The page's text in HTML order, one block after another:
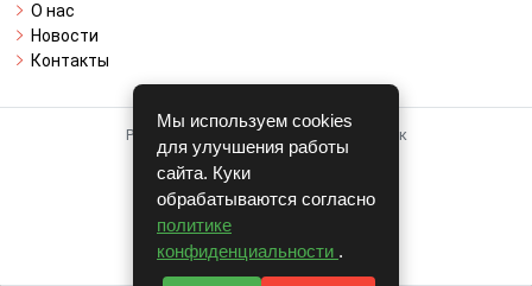
О нас
Новости
Контакты
Работает на системе для авторазборок
CARRO.БИЗНЕС
Полная версия
© COPYRIGHT 2026 г.
v1.1.24
Мы используем cookies
для улучшения работы
сайта. Куки
обрабатываются согласно
политике
конфиденциальности .